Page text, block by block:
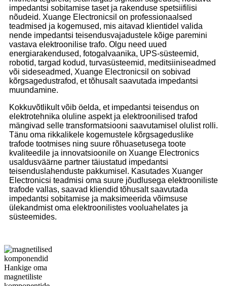
impedantsi sobitamise taset ja rakenduse spetsiifilisi
nõudeid. Xuange Electronicsil on professionaalsed
teadmised ja kogemused, mis aitavad klientidel valida
nende impedantsi teisendusvajadustele kõige paremini
vastava elektroonilise trafo. Olgu need uued
energiarakendused, fotogalvaanika, UPS-süsteemid,
robotid, targad kodud, turvasüsteemid, meditsiiniseadmed
või sideseadmed, Xuange Electronicsil on sobivad
kõrgsagedustrafod, et tõhusalt saavutada impedantsi
muundamine.
Kokkuvõtlikult võib öelda, et impedantsi teisendus on
elektrotehnika oluline aspekt ja elektroonilised trafod
mängivad selle transformatsiooni saavutamisel olulist rolli.
Tänu oma rikkalikele kogemustele kõrgsageduslike
trafode tootmises ning suure rõhuasetusega toote
kvaliteedile ja innovatsioonile on Xuange Electronics
usaldusväärne partner täiustatud impedantsi
teisenduslahenduste pakkumisel. Kasutades Xuanger
Electronicsi teadmisi oma suure jõudlusega elektrooniliste
trafode vallas, saavad kliendid tõhusalt saavutada
impedantsi sobitamise ja maksimeerida võimsuse
ülekandmist oma elektroonilistes vooluahelates ja
süsteemides.
Hankige oma
magnetiliste